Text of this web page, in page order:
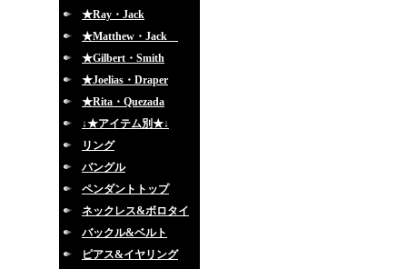
★Ray・Jack
★Matthew・Jack
★Gilbert・Smith
★Joelias・Draper
★Rita・Quezada
↓★アイテム別★↓
リング
バングル
ペンダントトップ
ネックレス&ボロタイ
バックル&ベルト
ピアス&イヤリング